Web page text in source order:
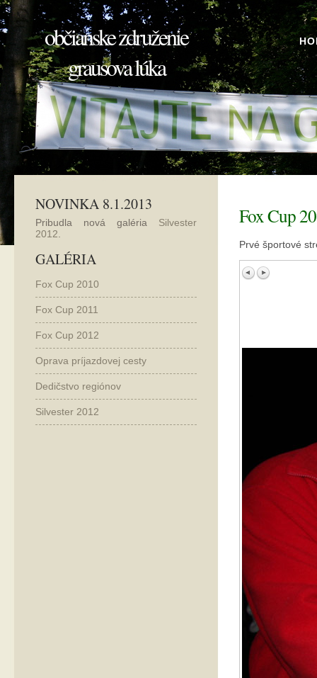
občianske združenie
grausova lúka
Fox Cup
Prvé športové
NOVINKA 8.1.2013
Pribudla nová galéria Silvester
2012
GALÉRIA
Fox Cup 2010
Fox Cup 2011
Fox Cup 2012
Oprava príjazdovej cesty
Dedičstvo regiónov
Silvester 2012